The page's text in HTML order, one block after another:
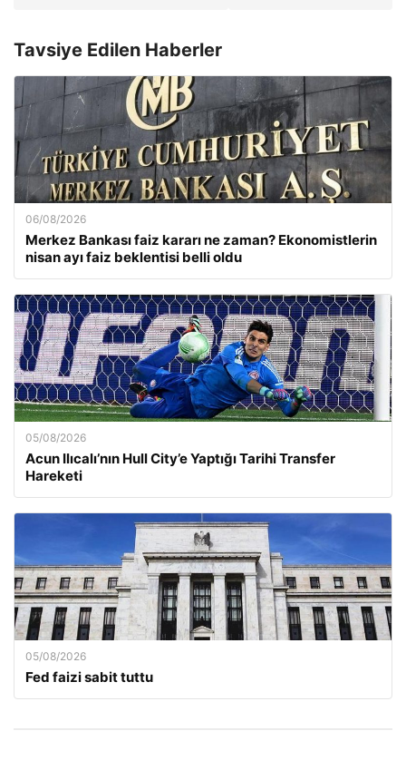
Tavsiye Edilen Haberler
06/08/2026
Merkez Bankası faiz kararı ne zaman? Ekonomistlerin
nisan ayı faiz beklentisi belli oldu
05/08/2026
Acun Ilıcalı’nın Hull City’e Yaptığı Tarihi Transfer
Hareketi
05/08/2026
Fed faizi sabit tuttu